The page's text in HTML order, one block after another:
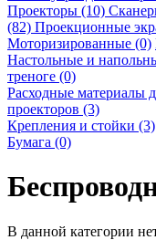
Проекторы (10)
(82) Проекционные
Моторизированные (0)
Настольные и
треноге (0)
Расходные материалы
проекторов (3)
Крепления и стойки (3)
Бумага (0)
В данной категории